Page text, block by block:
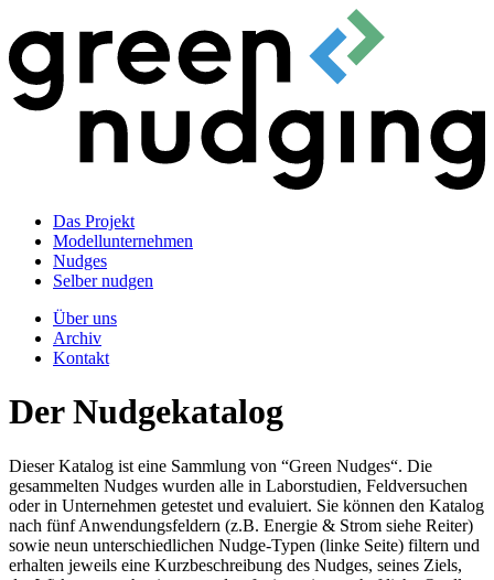
Das Projekt
Modellunternehmen
Nudges
Selber nudgen
Über uns
Archiv
Kontakt
Der Nudgekatalog
Dieser Katalog ist eine Sammlung von “Green Nudges“. Die
gesammelten Nudges wurden alle in Laborstudien, Feldversuchen
oder in Unternehmen getestet und evaluiert. Sie können den Katalog
nach fünf Anwendungsfeldern (z.B. Energie & Strom siehe Reiter)
sowie neun unterschiedlichen Nudge-Typen (linke Seite) filtern und
erhalten jeweils eine Kurzbeschreibung des Nudges, seines Ziels,